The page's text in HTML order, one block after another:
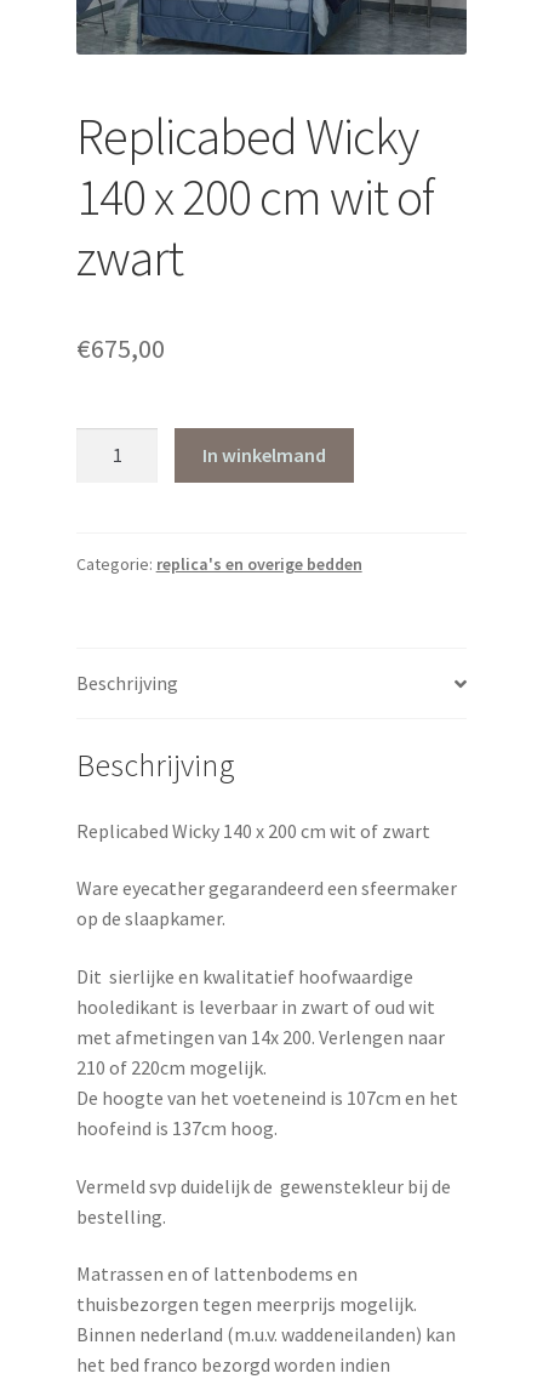
Replicabed Wicky
140 x 200 cm wit of
zwart
€675,00
200
zwart
In winkelmand
Categorie: replica's en overige bedden
Beschrijving
Beschrijving
Replicabed Wicky 140 x 200 cm wit of zwart
Ware eyecather gegarandeerd een sfeermaker
op de slaapkamer.
Dit sierlijke en kwalitatief hoofwaardige
hooledikant is leverbaar in zwart of oud wit
met afmetingen van 14x 200. Verlengen naar
210 of 220cm mogelijk.
De hoogte van het voeteneind is 107cm en het
hoofeind is 137cm hoog.
Vermeld svp duidelijk de gewenstekleur bij de
bestelling.
Matrassen en of lattenbodems en
thuisbezorgen tegen meerprijs mogelijk.
Binnen nederland (m.u.v. waddeneilanden) kan
het bed franco bezorgd worden indien